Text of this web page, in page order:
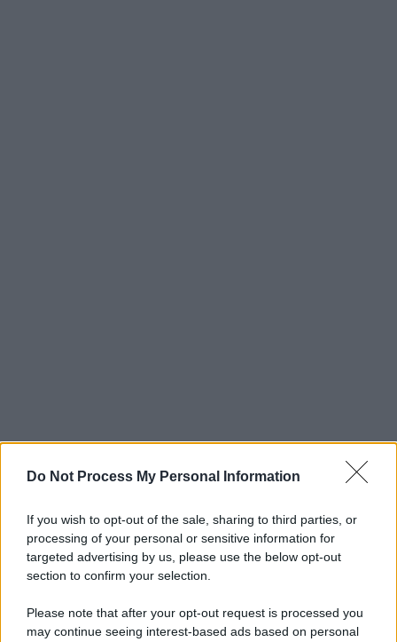
Do Not Process My Personal Information
If you wish to opt-out of the sale, sharing to third parties, or
processing of your personal or sensitive information for
targeted advertising by us, please use the below opt-out
section to confirm your selection.
Please note that after your opt-out request is processed you
may continue seeing interest-based ads based on personal